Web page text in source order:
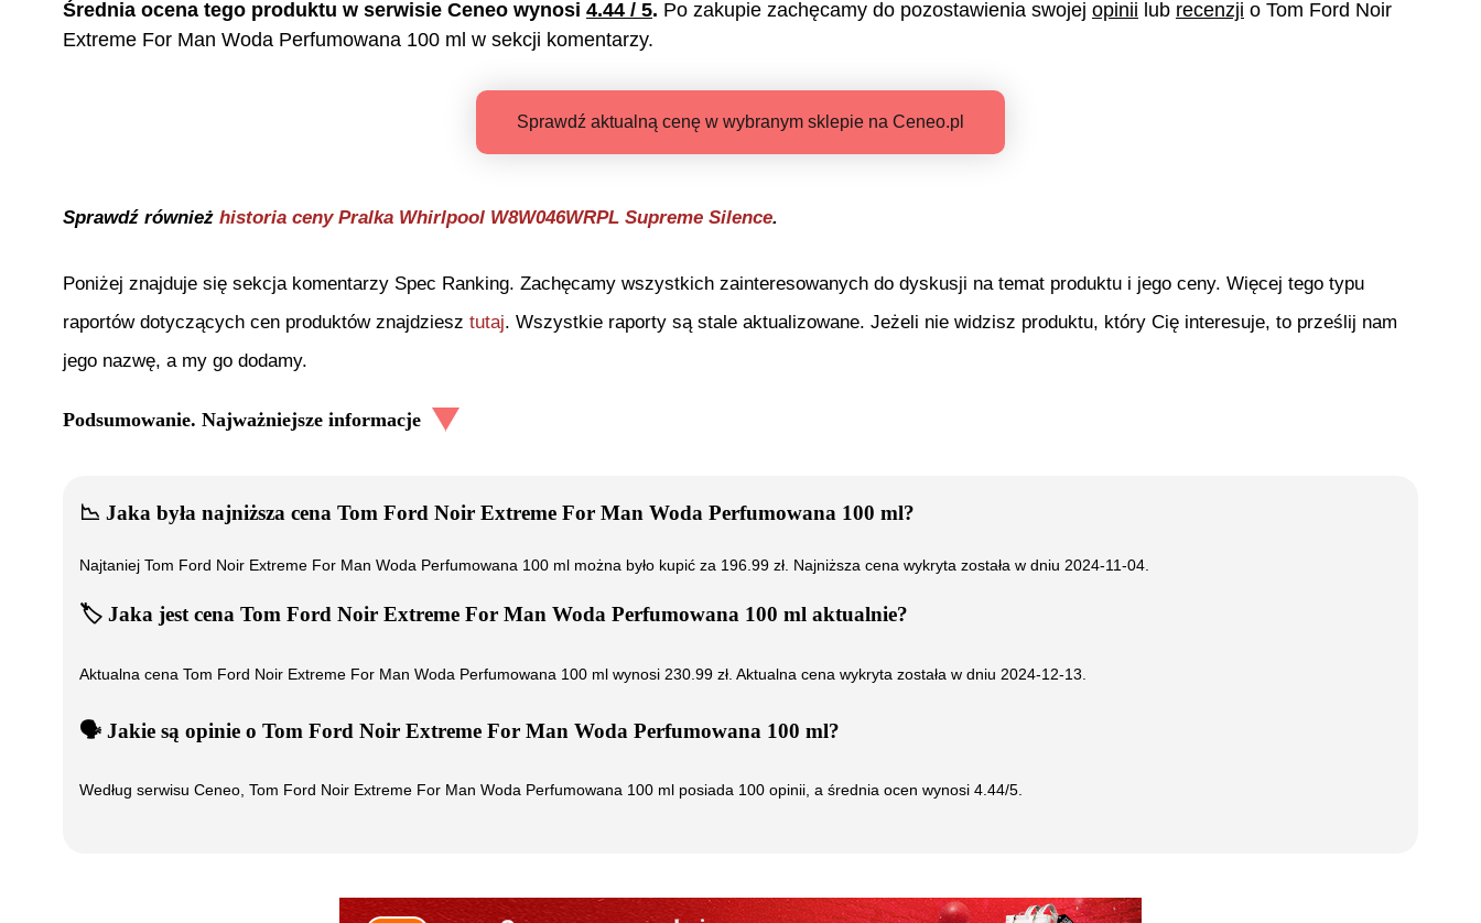
Średnia ocena tego produktu w serwisie Ceneo wynosi 4.44 / 5. Po zakupie zachęcamy do pozostawienia swojej opinii lub recenzji o Tom Ford Noir
Extreme For Man Woda Perfumowana 100 ml w sekcji komentarzy.
Sprawdź aktualną cenę w wybranym sklepie na Ceneo.pl
Sprawdź również historia ceny Pralka Whirlpool W8W046WRPL Supreme Silence.
Poniżej znajduje się sekcja komentarzy Spec Ranking. Zachęcamy wszystkich zainteresowanych do dyskusji na temat produktu i jego ceny. Więcej tego typu
raportów dotyczących cen produktów znajdziesz tutaj. Wszystkie raporty są stale aktualizowane. Jeżeli nie widzisz produktu, który Cię interesuje, to prześlij nam
jego nazwę, a my go dodamy.
Podsumowanie. Najważniejsze informacje
📉 Jaka była najniższa cena Tom Ford Noir Extreme For Man Woda Perfumowana 100 ml?
Najtaniej Tom Ford Noir Extreme For Man Woda Perfumowana 100 ml można było kupić za 196.99 zł. Najniższa cena wykryta została w dniu 2024-11-04
🏷️ Jaka jest cena Tom Ford Noir Extreme For Man Woda Perfumowana 100 ml aktualnie?
Aktualna cena Tom Ford Noir Extreme For Man Woda Perfumowana 100 ml wynosi 230.99 zł. Aktualna cena wykryta została w dniu 2024-12-13
🗣️ ️ Jakie są opinie o Tom Ford Noir Extreme For Man Woda Perfumowana 100 ml?
Według serwisu Ceneo, Tom Ford Noir Extreme For Man Woda Perfumowana 100 ml posiada 100 opinii, a średnia ocen wynosi 4.44/5.